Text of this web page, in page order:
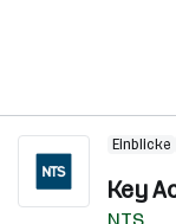
Einblicke
Key